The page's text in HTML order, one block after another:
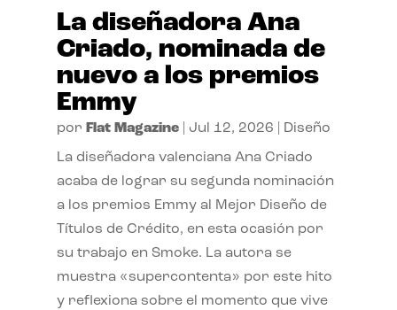
La diseñadora Ana
Criado, nominada de
nuevo a los premios
Emmy
por Flat Magazine| Jul 12, 2026 Diseño
La diseñadora valenciana Ana Criado
acaba de lograr su segunda nominación
a los premios Emmy al Mejor Diseño de
Títulos de Crédito, en esta ocasión por
su trabajo en Smoke. La autora se
muestra «supercontenta» por este hito
y reflexiona sobre el momento que vive